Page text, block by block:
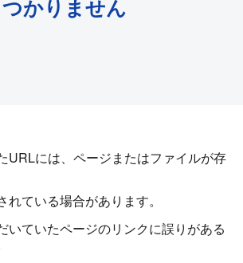
つかりません
URLには、ページまたはファイルが存
れている場合があります。
いていたページのリンクに誤りがある